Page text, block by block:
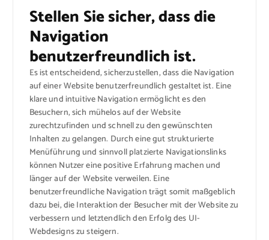
Stellen Sie sicher, dass die
Navigation
benutzerfreundlich ist.
Es ist entscheidend, sicherzustellen, dass die Navigation
auf einer Website benutzerfreundlich gestaltet ist. Eine
klare und intuitive Navigation ermöglicht es den
Besuchern, sich mühelos auf der Website
zurechtzufinden und schnell zu den gewünschten
Inhalten zu gelangen. Durch eine gut strukturierte
Menüführung und sinnvoll platzierte Navigationslinks
können Nutzer eine positive Erfahrung machen und
länger auf der Website verweilen. Eine
benutzerfreundliche Navigation trägt somit maßgeblich
dazu bei, die Interaktion der Besucher mit der Website zu
verbessern und letztendlich den Erfolg des UI-
Webdesigns zu steigern.